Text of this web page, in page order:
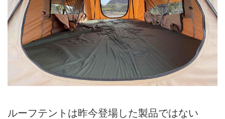
ルーフテントは昨今登場した製品ではない